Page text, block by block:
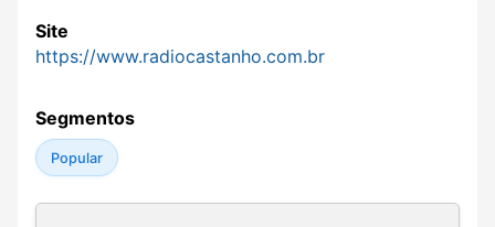
Site
https://www.radiocastanho.com.br
Segmentos
Popular